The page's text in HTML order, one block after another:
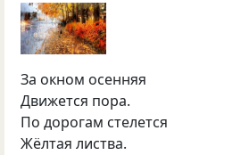
За окном осенняя
Движется пора.
По дорогам стелется
Жёлтая листва.